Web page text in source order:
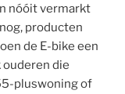
nóóit vermarkt
producten
de E-bike een
ouderen die
pluswoning of